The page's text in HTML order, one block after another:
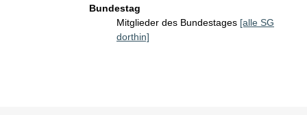
Bundestag
Mitglieder des Bundestages [alle SG
dorthin]